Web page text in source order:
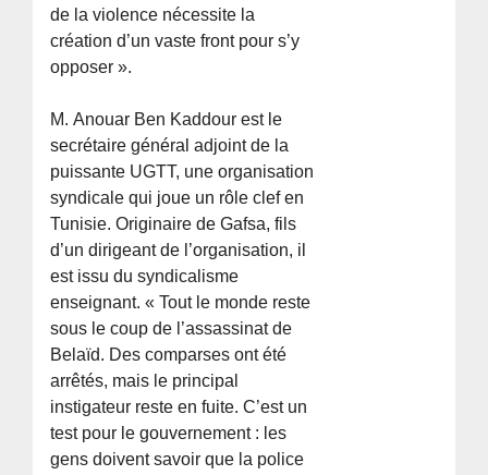
de la violence nécessite la
création d’un vaste front pour s’y
opposer ».
M. Anouar Ben Kaddour est le
secrétaire général adjoint de la
puissante UGTT, une organisation
syndicale qui joue un rôle clef en
Tunisie. Originaire de Gafsa, fils
d’un dirigeant de l’organisation, il
est issu du syndicalisme
enseignant. « Tout le monde reste
sous le coup de l’assassinat de
Belaïd. Des comparses ont été
arrêtés, mais le principal
instigateur reste en fuite. C’est un
test pour le gouvernement : les
gens doivent savoir que la police